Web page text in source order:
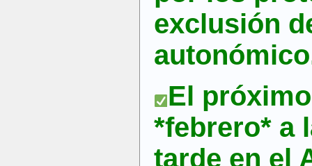
exclusión
El
*febrero* a
tarde en el